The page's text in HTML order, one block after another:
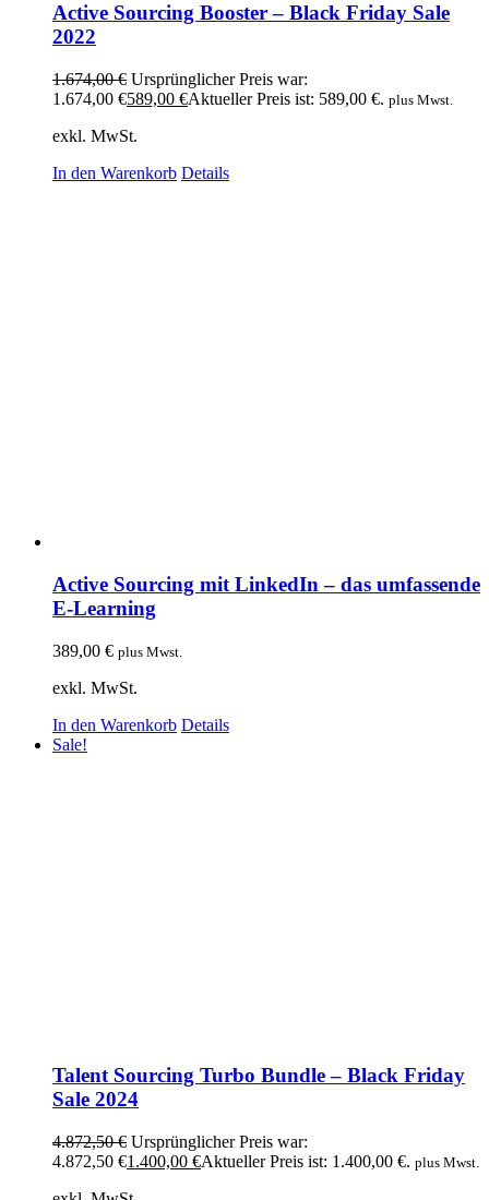
Active Sourcing Booster – Black Friday Sale
2022
1.674,00€ Ursprünglicher Preis war:
1.674,00 €589,00 €Aktueller Preis ist: 589,00 €. plus Mwst.
exkl. MwSt.
In den Warenkorb Details
Active Sourcing mit LinkedIn – das umfassende
E-Learning
389,00 € plus Mwst.
exkl. MwSt.
In den Warenkorb Details
Sale!
Talent Sourcing Turbo Bundle – Black Friday
Sale 2024
4.872,50€ Ursprünglicher Preis war:
4.872,50 €1.400,00 €Aktueller Preis ist: 1.400,00 €. plus Mwst.